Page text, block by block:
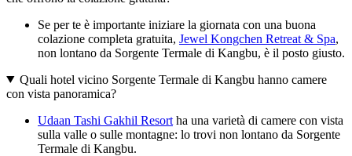
Se per te è importante iniziare la giornata con una buona
colazione completa gratuita, Jewel Kongchen Retreat & Spa,
non lontano da Sorgente Termale di Kangbu, è il posto giusto.
Quali hotel vicino Sorgente Termale di Kangbu hanno camere
con vista panoramica?
Udaan Tashi Gakhil Resort ha una varietà di camere con vista
sulla valle o sulle montagne: lo trovi non lontano da Sorgente
Termale di Kangbu.